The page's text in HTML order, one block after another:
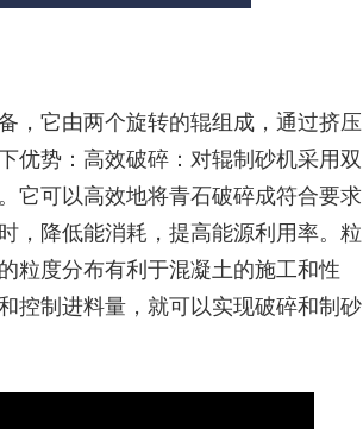
，它由两个旋转的辊组成，通过挤压
优势： 高效破碎：对辊制砂机采用双
它可以高效地将青石破碎成符合要求
，降低能消耗，提高能源利用率。粒
粒度分布有利于混凝土的施工和性
控制进料量，就可以实现破碎和制砂